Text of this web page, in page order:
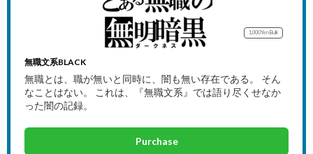
1,000YenBulk
無職文系BLACK
無職とは、職が無いと同時に、闇も無い存在である。 そん
なことはない。 これは、『無職文系』では語り尽くせなか
った闇の記録。
Purchase